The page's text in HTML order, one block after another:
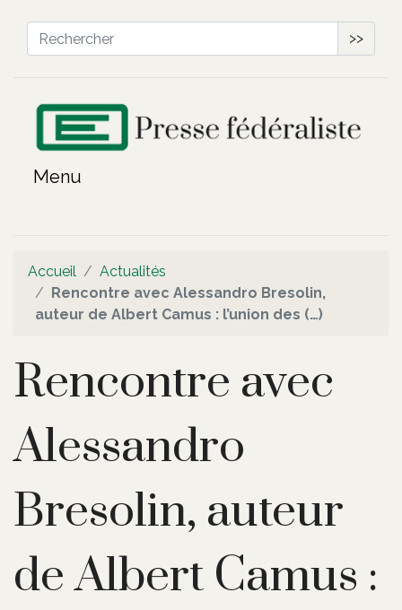
>>
Accueil
Actualités
Rencontre avec Alessandro Bresolin,
auteur de Albert Camus : l’union des (…)
Rencontre avec
Alessandro
Bresolin, auteur
de Albert Camus :